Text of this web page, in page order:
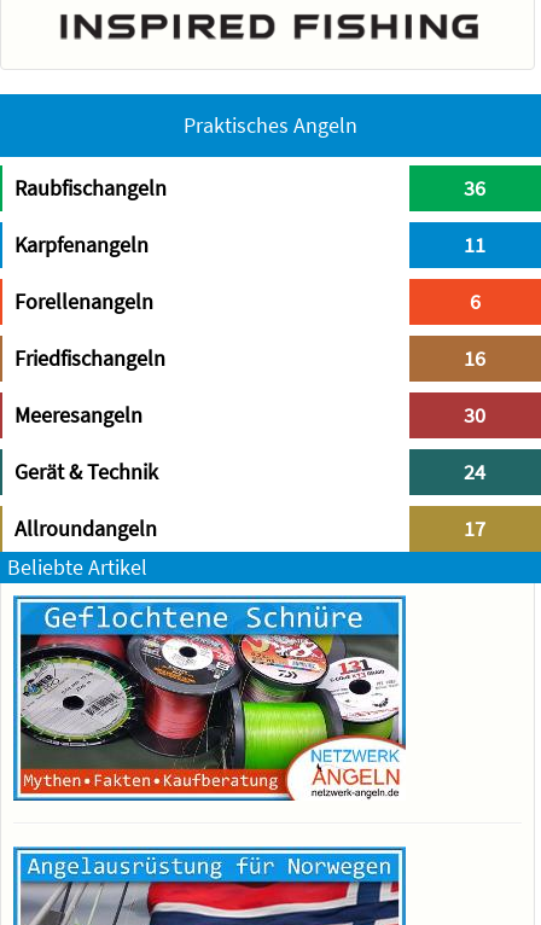
Praktisches Angeln
Raubfischangeln 36
Karpfenangeln 11
Forellenangeln 6
Friedfischangeln 16
Meeresangeln 30
Gerät & Technik 24
Allroundangeln
17
Beliebte Artikel